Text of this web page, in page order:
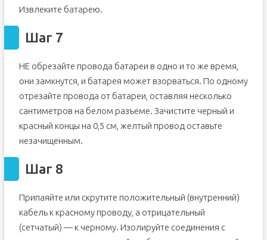
Извлеките батарею.
Шаг 7
НЕ обрезайте провода батареи в одно и то же время,
они замкнутся, и батарея может взорваться. По одному
отрезайте провода от батареи, оставляя несколько
сантиметров на белом разъеме. Зачистите черный и
красный концы на 0,5 см, желтый провод оставьте
незачищенным.
Шаг 8
Припаяйте или скрутите положительный (внутренний)
кабель к красному проводу, а отрицательный
(сетчатый) — к черному. Изолируйте соединения с